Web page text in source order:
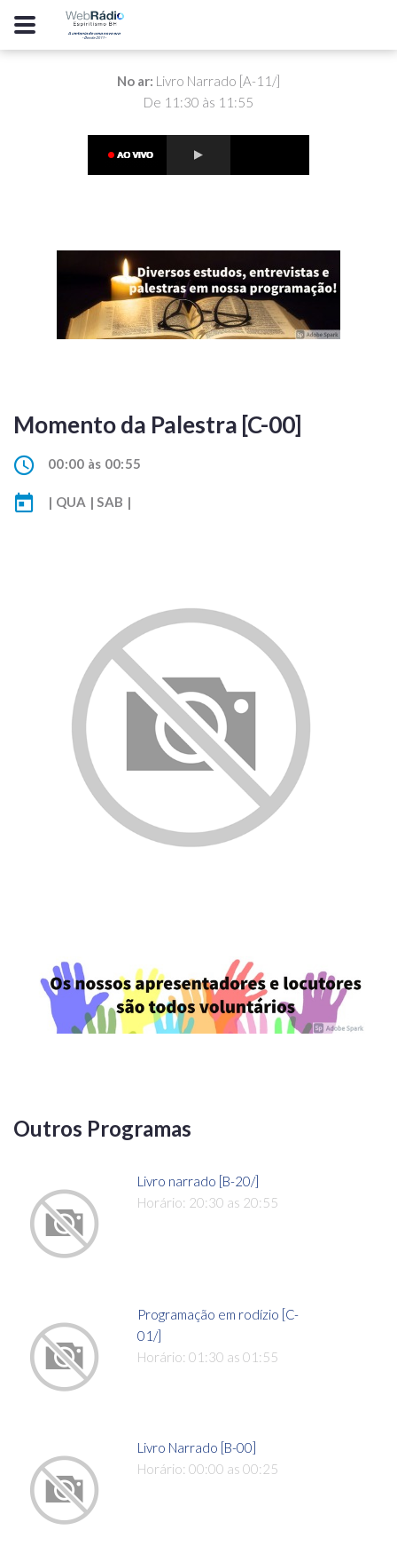
No ar: Livro Narrado [A-11/]
De 11:30 às 11:55
Momento da Palestra [C-00]
00:00 às 00:55
| QUA | SAB |
Outros Programas
Livro narrado [B-20/]
Horário: 20:30 as 20:55
Programação em rodízio [C-
01/]
Horário: 01:30 as 01:55
Livro Narrado [B-00]
Horário: 00:00 as 00:25